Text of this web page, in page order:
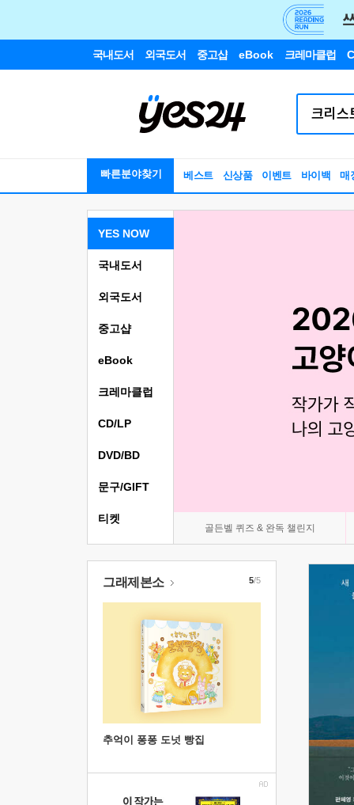
국내도서 외국도서 중고샵 eBook 크레마클럽
빠른분야찾기 베스트 신상품 이벤트 바이백 매
YES NOW
골든벨 퀴즈 & 완독 챌린지
국내도서
외국도서
중고샵
eBook
크레마클럽
CD/LP
DVD/BD
문구/GIFT
티켓
그래제본소
추억이 퐁퐁 도넛 빵집
5/5